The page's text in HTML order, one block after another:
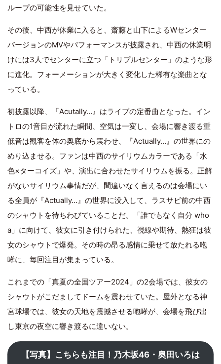
ループの可能性を見せていた。
その後、中西が休業に入ると、齋藤と山下によるWセンター
バージョンのMVやパフォーマンスが披露され、中西の休業明
けには3人でセンターに立つ「トリプルセンター」のような形
に進化。フォーメーションが大きく変化した稀有な楽曲とな
っている。
初披露以降、『Acutally…』はライブの定番曲となった。イン
トロの1音目が流れた瞬間、空気は一変し、会場に響き渡る重
低音は観客を体の奥底から震わせ、『Actually…』の世界にの
めり込ませる。ファンは中西のサイリウムカラーである「水
色×ターコイズ」や、演出に合わせたサイリウムを振る。正解
がないサイリウム事情だが、間違いなく言えるのは会場にい
る全員が『Actually…』の世界に没入して、ラスサビ前の中西
のシャウトを待ちわびていることだ。「誰でもなく自分 who
a」に向けて、彼女に引き付けられた、視線や期待、熱狂は彼
女のシャウトで爆発。その時の昂る感情に乗せて放たれる咆
哮に、毎回注目が集まっている。
これまでの「真夏の全国ツアー2024」の2会場では、彼女の
シャウトがこだましてドームを震わせていた。屋外となる神
宮球場では、彼女の天地を震撼させる咆哮が、会場を飛び出
し東京の夜空に響き渡るに違いない。
【写真】こちらも注目！乃木坂46・奥田いろは